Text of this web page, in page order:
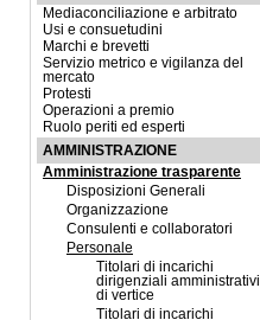
Mediaconciliazione e arbitrato
Usi e consuetudini
Marchi e brevetti
Servizio metrico e vigilanza del
mercato
Protesti
Operazioni a premio
Ruolo periti ed esperti
AMMINISTRAZIONE
Amministrazione trasparente
Disposizioni Generali
Organizzazione
Consulenti e collaboratori
Personale
Titolari di incarichi
dirigenziali amministrativi
di vertice
Titolari di incarichi